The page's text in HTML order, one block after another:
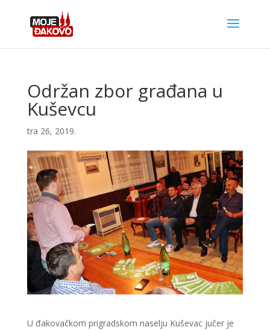
Održan zbor građana u
Kuševcu
tra 26, 2019.
U đakovačkom prigradskom naselju Kuševac jučer je